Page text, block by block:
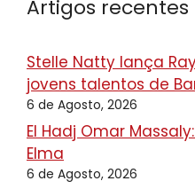
Artigos recentes
Stelle Natty lança
jovens talentos de
6 de Agosto, 2026
El Hadj Omar
Elma
6 de Agosto, 2026